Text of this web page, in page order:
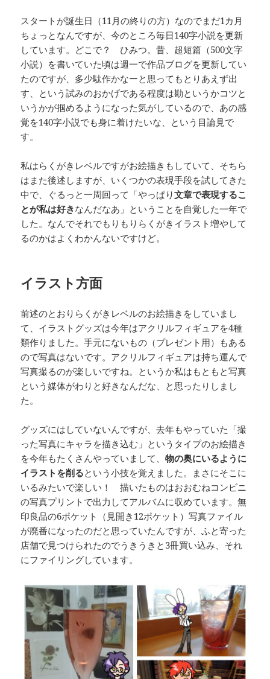
スタートが誕生日（11月の終りの方）なのでまだ1カ月
ちょっとなんですが、今のところ毎日140字小説を更新
しています。どこで？ ひみつ。昔、超短篇（500文字
小説）を書いていた頃は週一で作品ブログを更新してい
たのですが、多少駄作かなーと思ってもとりあえず出
す、という試みのおかげである程度は勘というかコツと
いうかが掴めるようになった気がしているので、あの感
覚を140字小説でも身に着けたいな、という目論見で
す。
私はらくがきレベルですがお絵描きもしていて、そちら
はまた後述しますが、いくつかの表現手段を試してきた
中で、ぐるっと一周回って「やっぱり文章で表現するこ
とが私は好きなんだなあ」ということを自覚した一年で
した。なんでそれでもりもりらくがきイラスト増やして
るのかはよくわかんないですけど。
イラスト方面
前述のとおりらくがきレベルのお絵描きをしていまし
て、イラストグッズは今年はアクリルフィギュアを4種
類作りました。手元にないもの（プレゼント用）もある
ので写真はないです。アクリルフィギュアは持ち運んで
写真撮るのが楽しいですね。というか私はもともと写真
という媒体がわりと好きなんだな、と思ったりしまし
た。
グッズにはしていないんですが、去年もやっていた「撮
った写真にキャラを描き込む」というタイプのお絵描き
を今年もたくさんやっていまして、物の奥にいるように
イラストを削るという小技を覚えました。まさにそこに
いるみたいで楽しい！ 描いたものはおおむねコンビニ
の写真プリントで出力してアルバムに収めています。無
印良品の6ポケット（見開き12ポケット）写真ファイル
が廃番になったのだと思っていたんですが、ふと寄った
店舗で見つけられたのでうきうきと3冊買い込み、それ
にファイリングしています。